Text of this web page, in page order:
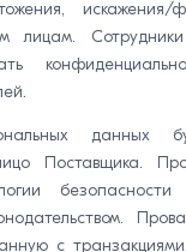
искажения/
лицам.
данных
Поставщика.
безопасности
с